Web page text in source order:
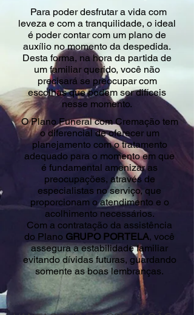
Para poder desfrutar a vida com
leveza e com a tranquilidade, o ideal
é poder contar com um plano de
auxílio no momento da despedida.
Desta forma, na hora da partida de
um familiar querido, você não
precisará se preocupar com
escolhas que podem ser difíceis
nesse momento.
O Plano Funeral com Cremação tem
o diferencial de oferecer um
planejamento com o tratamento
adequado para o momento em que
é fundamental amenizar as
preocupações, através de
especialistas no serviço, que
proporcionam o atendimento e o
acolhimento necessários.
Com a contratação da assistência
do Plano GRUPO PORTELA, você
assegura a estabilidade familiar
evitando dívidas futuras, guardando
somente as boas lembranças.